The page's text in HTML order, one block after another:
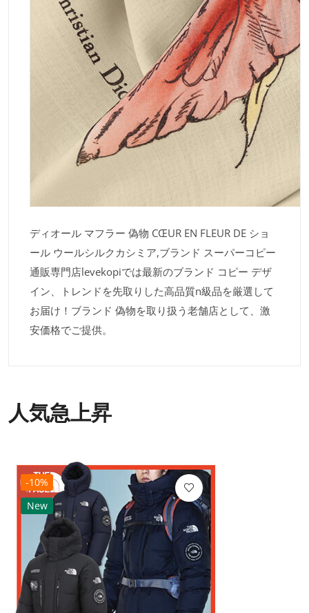
ディオール マフラー 偽物 CŒUR EN FLEUR DE ショ
ール ウールシルクカシミア,ブランド スーパーコピー
通販専門店levekopiでは最新のブランド コピー デザ
イン、トレンドを先取りした高品質n級品を厳選して
お届け！ブランド 偽物を取り扱う老舗店として、激
安価格でご提供。
人気急上昇
-10%
New